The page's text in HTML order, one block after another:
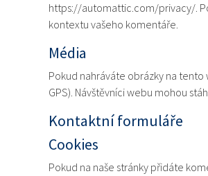
https://automattic.com/privacy/.
kontextu vašeho komentáře.
Média
Pokud nahráváte obrázky na tento
GPS). Návštěvníci webu mohou
Kontaktní formuláře
Cookies
Pokud na naše stránky přidáte